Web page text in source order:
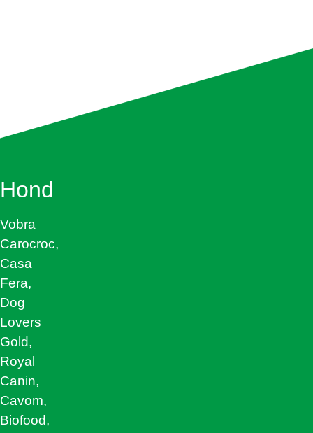
Hond
Vobra
Carocroc,
Casa
Fera,
Dog
Lovers
Gold,
Royal
Canin,
Cavom,
Biofood,